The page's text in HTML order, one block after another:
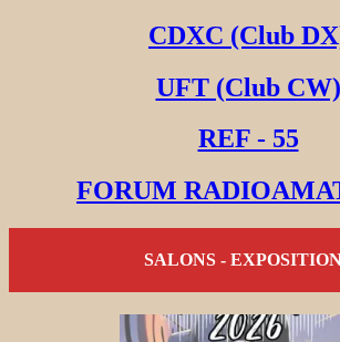
CDXC (Club
UFT (Club CW)
REF - 55
FORUM
SALONS -